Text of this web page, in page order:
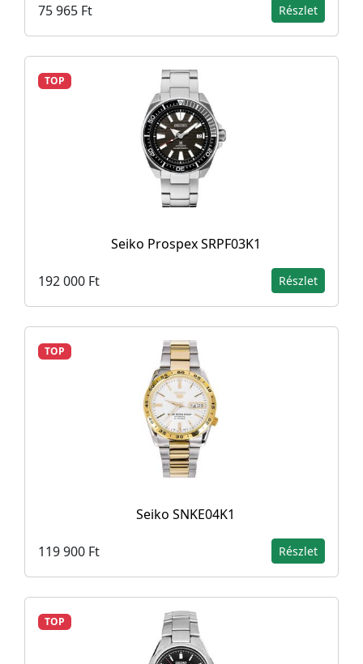
75 965 Ft Részlet
TOP
Seiko Prospex SRPF03K1
192 000 Ft Részlet
TOP
Seiko SNKE04K1
119 900 Ft Részlet
TOP